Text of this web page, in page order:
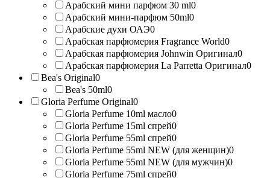
Арабский мини парфюм 30 ml0
Арабский мини-парфюм 50ml0
Арабские духи ОАЭ0
Арабская парфюмерия Fragrance World0
Арабская парфюмерия Johnwin Оригинал0
Арабская парфюмерия La Parretta Оригинал0
Bea's Original0
Bea's 50ml0
Gloria Perfume Original0
Gloria Perfume 10ml масло0
Gloria Perfume 15ml спрей0
Gloria Perfume 55ml спрей0
Gloria Perfume 55ml NEW (для женщин)0
Gloria Perfume 55ml NEW (для мужчин)0
Gloria Perfume 75ml спрей0